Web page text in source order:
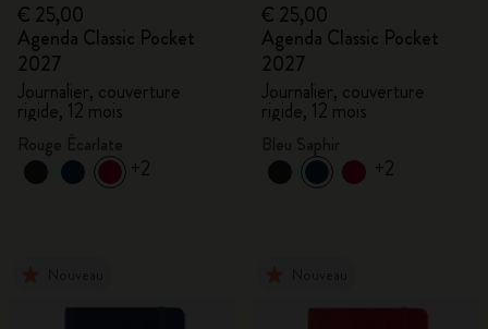
€ 25,00
Agenda Classic Pocket
2027
Journalier, couverture
rigide, 12 mois
+2
€ 25,00
Agenda Classic Pocket
2027
Journalier, couverture
rigide, 12 mois
+2